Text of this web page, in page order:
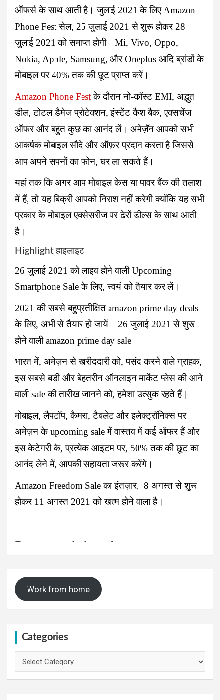
ऑफर्स के साथ आती है। जुलाई 2021 के लिए Amazon
Phone Fest सेल, 25 जुलाई 2021 से शुरू होकर 28
जुलाई 2021 को समाप्त होगी। Mi, Vivo, Oppo,
Nokia, Apple, Samsung, और Oneplus आदि ब्रांडों के
मोबाइल पर 40% तक की छूट प्राप्त करें।
Amazon Phone Festके दौरान नो-कॉस्ट EMI, अद्भुत
डील, टोटल डैमेज प्रोटेक्शन, इंस्टेंट कैश बैक, एक्सचेंज
ऑफर और बहुत कुछ का आनंद लें। अमेज़ॅन आपको सभी
आकर्षक मोबाइल सौदे और ऑफ़र प्रदान करता है जिससे
आप अपने सपनों का फोन, घर ला सकते हैं।
यहां तक ​​कि अगर आप मोबाइल केस या पावर बैंक की तलाश
में हैं, तो यह बिक्री आपको निराश नहीं करेगी क्योंकि यह सभी
प्रकार के मोबाइल एक्सेसरीज पर ढेरों डील्स के साथ आती
है।
Highlight हाइलाइट
26 जुलाई 2021 को लाइव होने वाली Upcoming
Smartphone Sale के लिए, स्वयं को तैयार कर लें।
2021 की सबसे बहुप्रतीक्षित amazon prime day deals
के लिए, अभी से तैयार हो जायें – 26 जुलाई 2021 से शुरू
होने वाली amazon prime day sale
भारत में, अमेज़न से खरीददारी को, पसंद करने वाले ग्राहक,
इस सबसे बड़ी और बेहतरीन ऑनलाइन मार्केट प्लेस की आने
वाली sale की तारीख जानने को, हमेशा उत्सुक रहते हैं |
मोबाइल, लैपटॉप, कैमरा, टैबलेट और इलेक्ट्रॉनिक्स पर
अमेज़न के upcoming sale में वास्तव में कई ऑफर हैं और
इस केटेगरी के, प्रत्येक आइटम पर, 50% तक की छूट का
आनंद लेने में, आपकी सहायता जरूर करेंगे।
Amazon Freedom Sale का इंतज़ार, 8 अगस्त से शुरू
होकर 11 अगस्त 2021 को खत्म होने वाला है।
Work from home
Categories